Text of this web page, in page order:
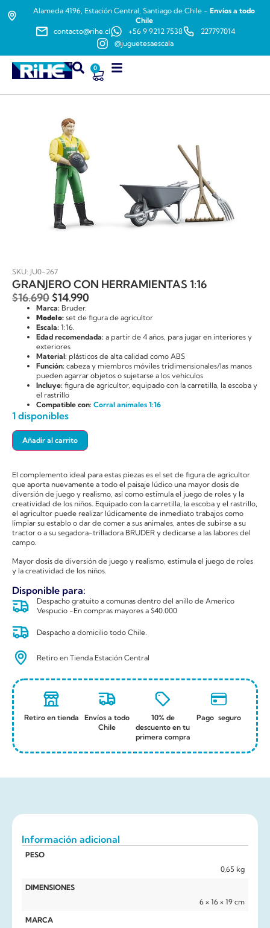
Alameda 4196, Estación Central, Santiago de Chile - Envíos a todo
Chile
contacto@rihe.cl
+56 9 9212 7538
227797014
@juguetesaescala
0
SKU: JU0-267
GRANJERO CON HERRAMIENTAS 1:16
$16.690$14.990
Marca: Bruder.
Modelo: set de figura de agricultor
Escala: 1:16.
Edad recomendada: a partir de 4 años, para jugar en interiores y
exteriores
Material: plásticos de alta calidad como ABS
Función: cabeza y miembros móviles tridimensionales/las manos
pueden agarrar objetos o sujetarse a los vehículos
Incluye: figura de agricultor, equipado con la carretilla, la escoba y
el rastrillo
Compatible con: Corral animales 1:16
1 disponibles
Añadir al carrito
El complemento ideal para estas piezas es el set de figura de agricultor
que aporta nuevamente a todo el paisaje lúdico una mayor dosis de
diversión de juego y realismo, así como estimula el juego de roles y la
creatividad de los niños. Equipado con la carretilla, la escoba y el rastrillo,
el agricultor puede realizar lúdicamente de inmediato trabajos como
limpiar su establo o dar de comer a sus animales, antes de subirse a su
tractor o a su segadora-trilladora BRUDER y dedicarse a las labores del
campo.
Mayor dosis de diversión de juego y realismo, estimula el juego de roles
y la creatividad de los niños.
Disponible para:
Despacho gratuito a comunas dentro del anillo de Americo
Vespucio -En compras mayores a $40.000
Despacho a domicilio todo Chile.
Retiro en Tienda Estación Central
Retiro en tienda
Envíos a todo
Chile
10% de
descuento en tu
primera compra
Pago seguro
Información adicional
PESO
0,65 kg
DIMENSIONES
6 × 16 × 19 cm
MARCA